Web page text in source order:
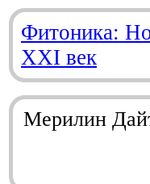
Фитоника:
XXI век
Мерилин